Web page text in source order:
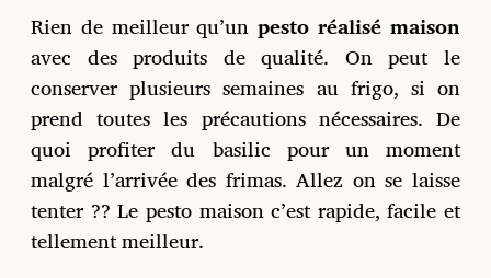
e
d
e
p
u
b
l
i
c
a
t
i
Rien de meilleur qu’unpesto réalisé maison
avec des produits de qualité. On peut le
conserver plusieurs semaines au frigo, si on
prend toutes les précautions nécessaires. De
quoi profiter du basilic pour un moment
malgré l’arrivée des frimas. Allez on se laisse
tenter ?? Le pesto maison c’est rapide, facile et
tellement meilleur.